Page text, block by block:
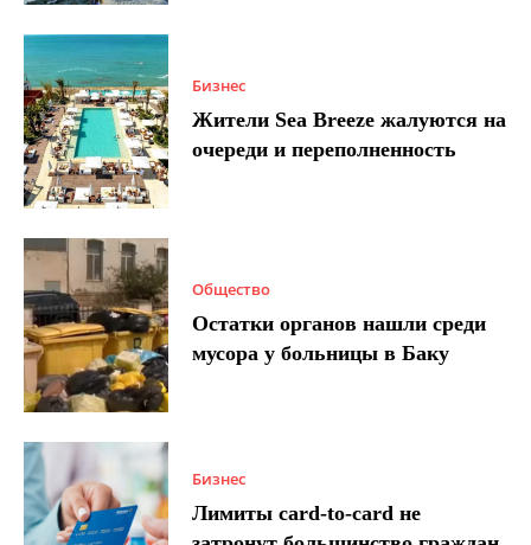
Бизнес
Жители Sea Breeze жалуются на
очереди и переполненность
Общество
Остатки органов нашли среди
мусора у больницы в Баку
Бизнес
Лимиты card-to-card не